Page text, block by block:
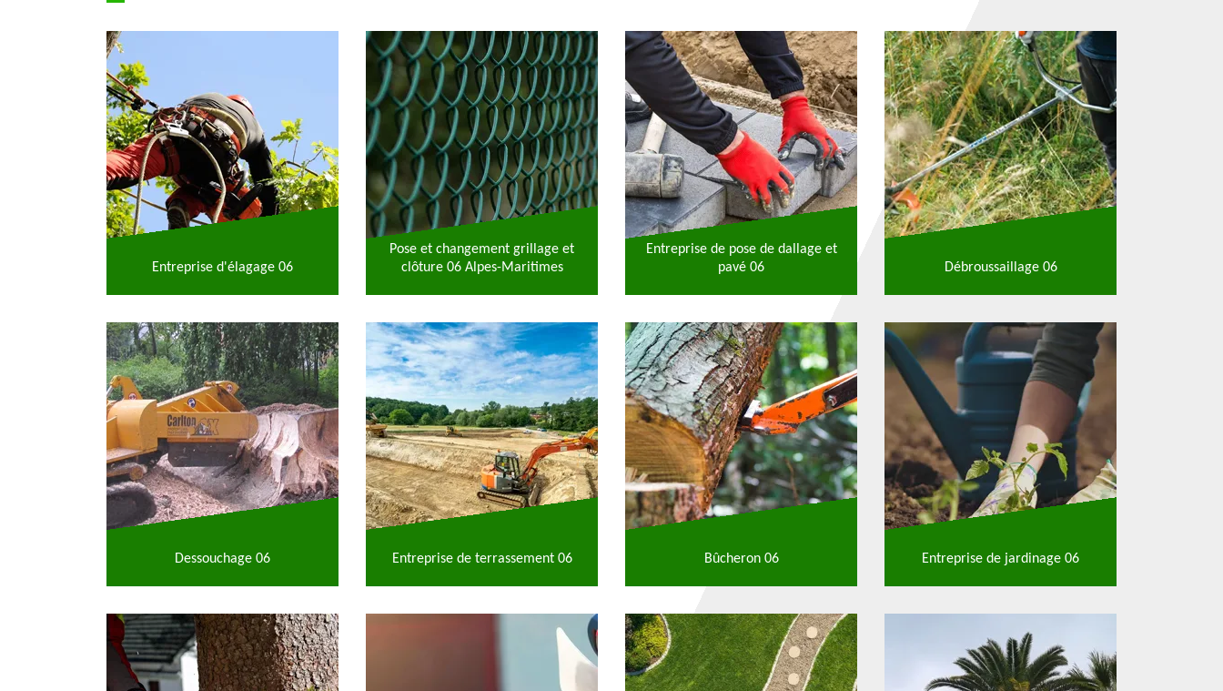
Entreprise d'élagage 06
Pose et changement grillage et
clôture 06 Alpes-Maritimes
Entreprise de pose de dallage et
pavé 06
Débroussaillage 06
Dessouchage 06 Entreprise de terrassement 06 Bûcheron 06 Entreprise de jardinage 06